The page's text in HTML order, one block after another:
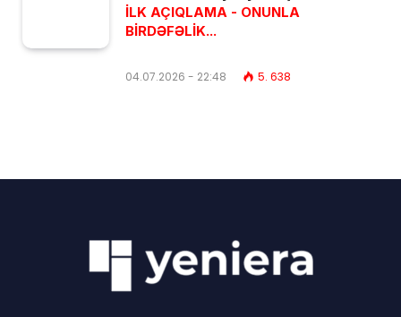
İLK AÇIQLAMA - ONUNLA
BİRDƏFƏLİK...
04.07.2026 - 22:48 5. 638